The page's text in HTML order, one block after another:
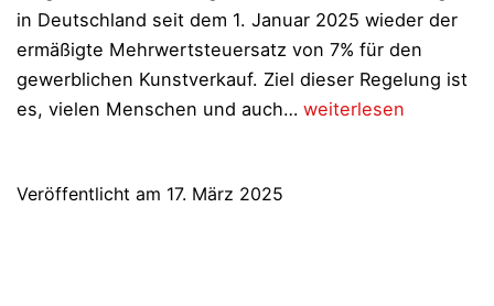
in Deutschland seit dem 1. Januar 2025 wieder der
ermäßigte Mehrwertsteuersatz von 7% für den
gewerblichen Kunstverkauf. Ziel dieser Regelung ist
es, vielen Menschen und auch… DRUCKKUNST
weiterlesen
Veröffentlicht am 17. März 2025